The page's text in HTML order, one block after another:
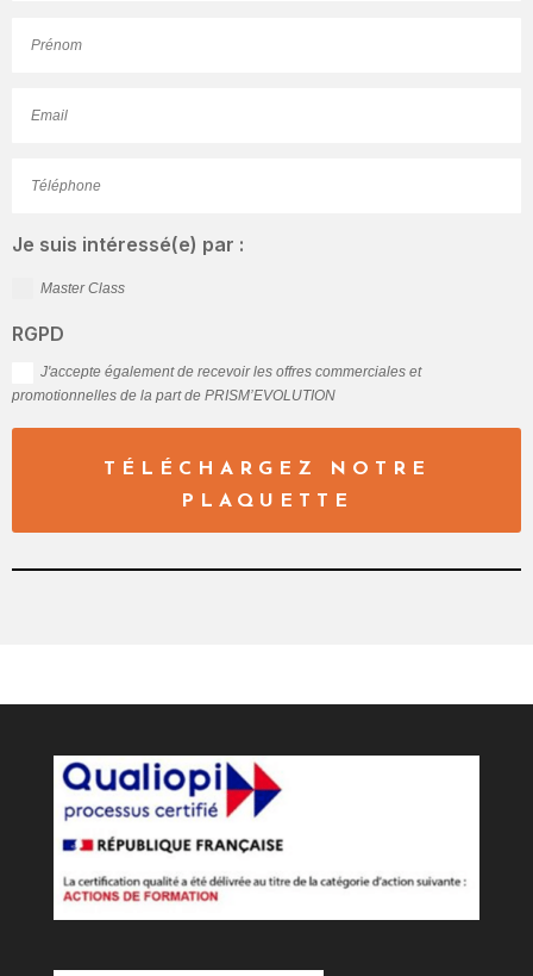
Je suis intéressé(e) par :
Master Class
RGPD
J'accepte également de recevoir les offres commerciales et
promotionnelles de la part de PRISM’EVOLUTION
TÉLÉCHARGEZ NOTRE
PLAQUETTE